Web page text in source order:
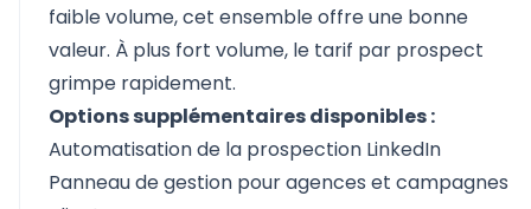
faible volume, cet ensemble offre une bonne
valeur. À plus fort volume, le tarif par prospect
grimpe rapidement.
Options supplémentaires disponibles :
Automatisation de la prospection LinkedIn
Panneau de gestion pour agences et campagnes